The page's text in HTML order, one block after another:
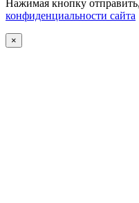
Нажимая кнопку
конфиденциальности сайта
×